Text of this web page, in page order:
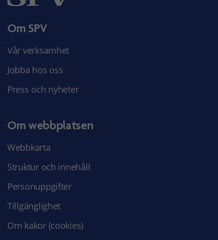
Om SPV
Vår verksamhet
Jobba hos oss
Press och nyheter
Om webbplatsen
Webbkarta
Struktur och innehåll
Personuppgifter
Tillgänglighet
Om kakor (cookies)